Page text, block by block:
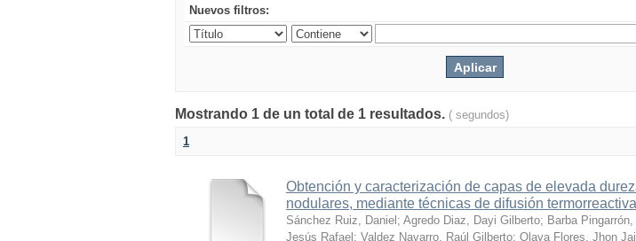
Nuevos filtros:
Mostrando 1 de un total de 1 resultados. ( segundos)
1
Obtención y caracterización de capas de elevada
nodulares, mediante técnicas de difusión termorreactiva
Sánchez Ruiz, Daniel ; Agredo Diaz, Dayi Gilberto; Barba
Jesús Rafael ; Valdez Navarro, Raúl Gilberto; Olaya Flores, Jhon